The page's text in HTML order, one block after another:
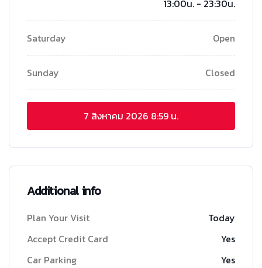
13:00น. - 23:30น.
Saturday Open
Sunday Closed
7 สิงหาคม 2026 8:59 น.
Additional info
Plan Your Visit
Today
Accept Credit Card
Yes
Car Parking
Yes